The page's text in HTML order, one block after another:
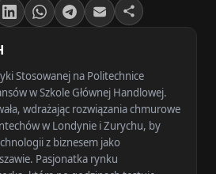
Stosowanej na Politechnice
w Szkole Głównej Handlowej.
wdrażając rozwiązania chmurowe
w Londynie i Zurychu, by
z biznesem jako
Pasjonatka rynku